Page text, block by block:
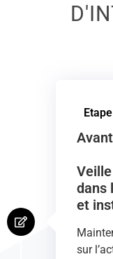
dans
et
sur